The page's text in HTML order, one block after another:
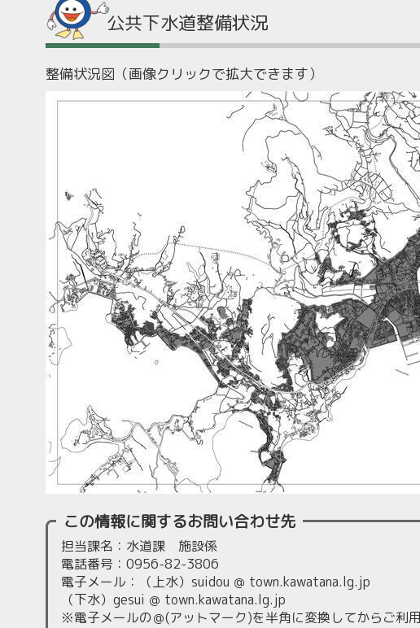
公共下水道整備状況
整備状況図（画像クリックで拡大できます）
この情報に関するお問い合わせ先
担当課名：水道課 施設係
電話番号：0956-82-3806
電子メール：（上水）suidou ＠ town.kawatana.lg.jp
（下水）gesui ＠ town.kawatana.lg.jp
※電子メールの＠(アットマーク)を半角に変換してからご利用